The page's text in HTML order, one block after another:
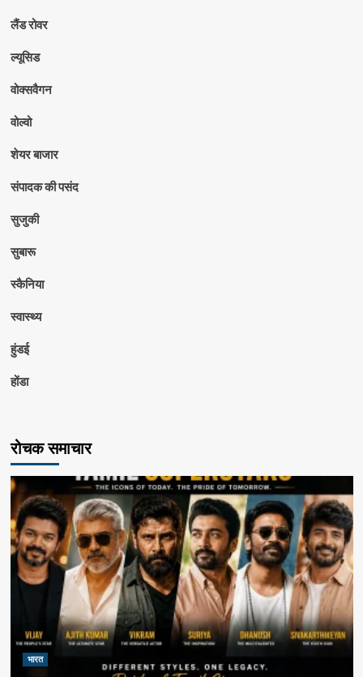
लैंड रोवर
ल्यूसिड
वोक्सवैगन
वोल्वो
शेयर बाजार
संपादक की पसंद
सुजुकी
सुबारू
स्कैनिया
स्वास्थ्य
हुंडई
होंडा
रोचक समाचार
भारत